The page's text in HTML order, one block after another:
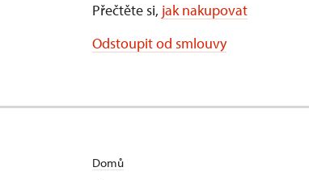
Přečtěte si, jak nakupovat
Odstoupit od smlouvy
Domů